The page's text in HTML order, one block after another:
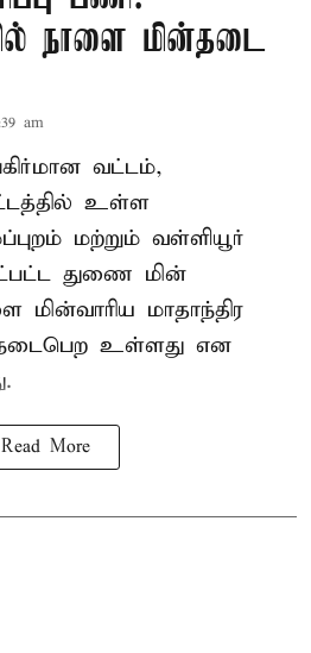
நாளை மின்தடை
am
வட்டம்,
உள்ள
மற்றும் வள்ளியூர்
துணை மின்
மாதாந்திர
நடைபெற உள்ளது என
Read More